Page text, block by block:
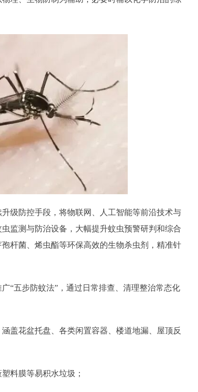
级防控手段，将物联网、人工智能等前沿技术与
监测与防治设备，大幅提升蚊虫预警研判和综合
杆菌、烯虫酯等环保高效的生物杀虫剂，精准针
“五步防蚊法”，通过日常排查、清理整治常态化
盖花盆托盘、各类闲置容器、楼道地漏、屋顶反
料膜等易积水垃圾；